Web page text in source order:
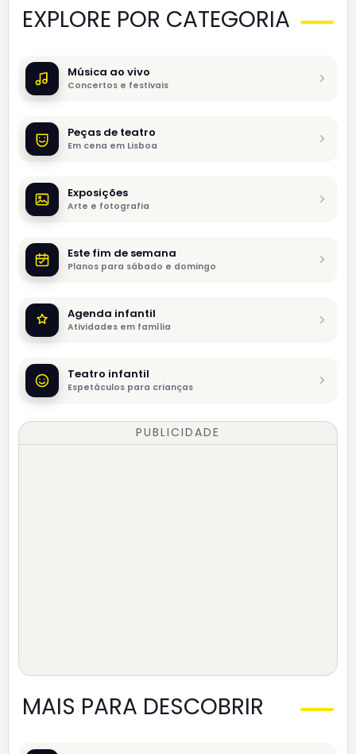
EXPLORE POR CATEGORIA
Música ao vivo
Concertos e festivais
Peças de teatro
Em cena em Lisboa
Exposições
Arte e fotografia
Este fim de semana
Planos para sábado e domingo
Agenda infantil
Atividades em família
Teatro infantil
Espetáculos para crianças
PUBLICIDADE
MAIS PARA DESCOBRIR